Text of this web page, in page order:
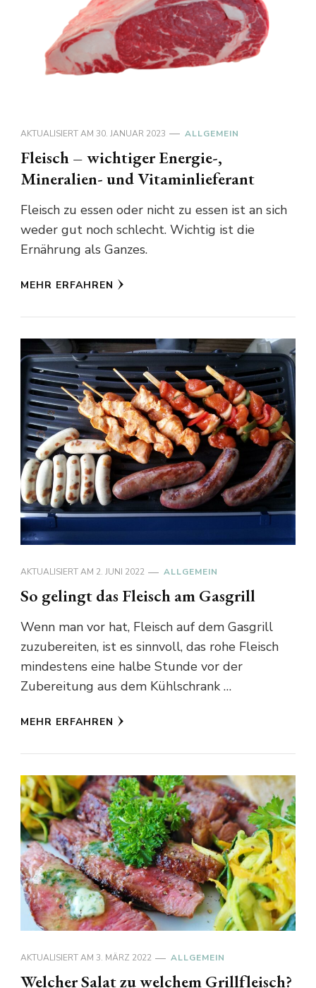
AKTUALISIERT AM 30. JANUAR 2023 ALLGEMEIN
Fleisch – wichtiger Energie-,
Mineralien- und Vitaminlieferant
Fleisch zu essen oder nicht zu essen ist an sich
weder gut noch schlecht. Wichtig ist die
Ernährung als Ganzes.
MEHR ERFAHREN
AKTUALISIERT AM 2. JUNI 2022 ALLGEMEIN
So gelingt das Fleisch am Gasgrill
Wenn man vor hat, Fleisch auf dem Gasgrill
zuzubereiten, ist es sinnvoll, das rohe Fleisch
mindestens eine halbe Stunde vor der
Zubereitung aus dem Kühlschrank …
MEHR ERFAHREN
AKTUALISIERT AM 3. MÄRZ 2022 ALLGEMEIN
Welcher Salat zu welchem Grillfleisch?